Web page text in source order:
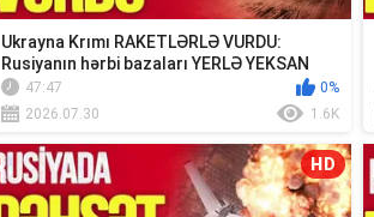
Ukrayna Krımı RAKETLƏRLƏ VURDU:
Rusiyanın hərbi bazaları YERLƏ YEKSAN
EDİLDİ - TV ...
47:47
0%
2026.07.30
1.6K
HD